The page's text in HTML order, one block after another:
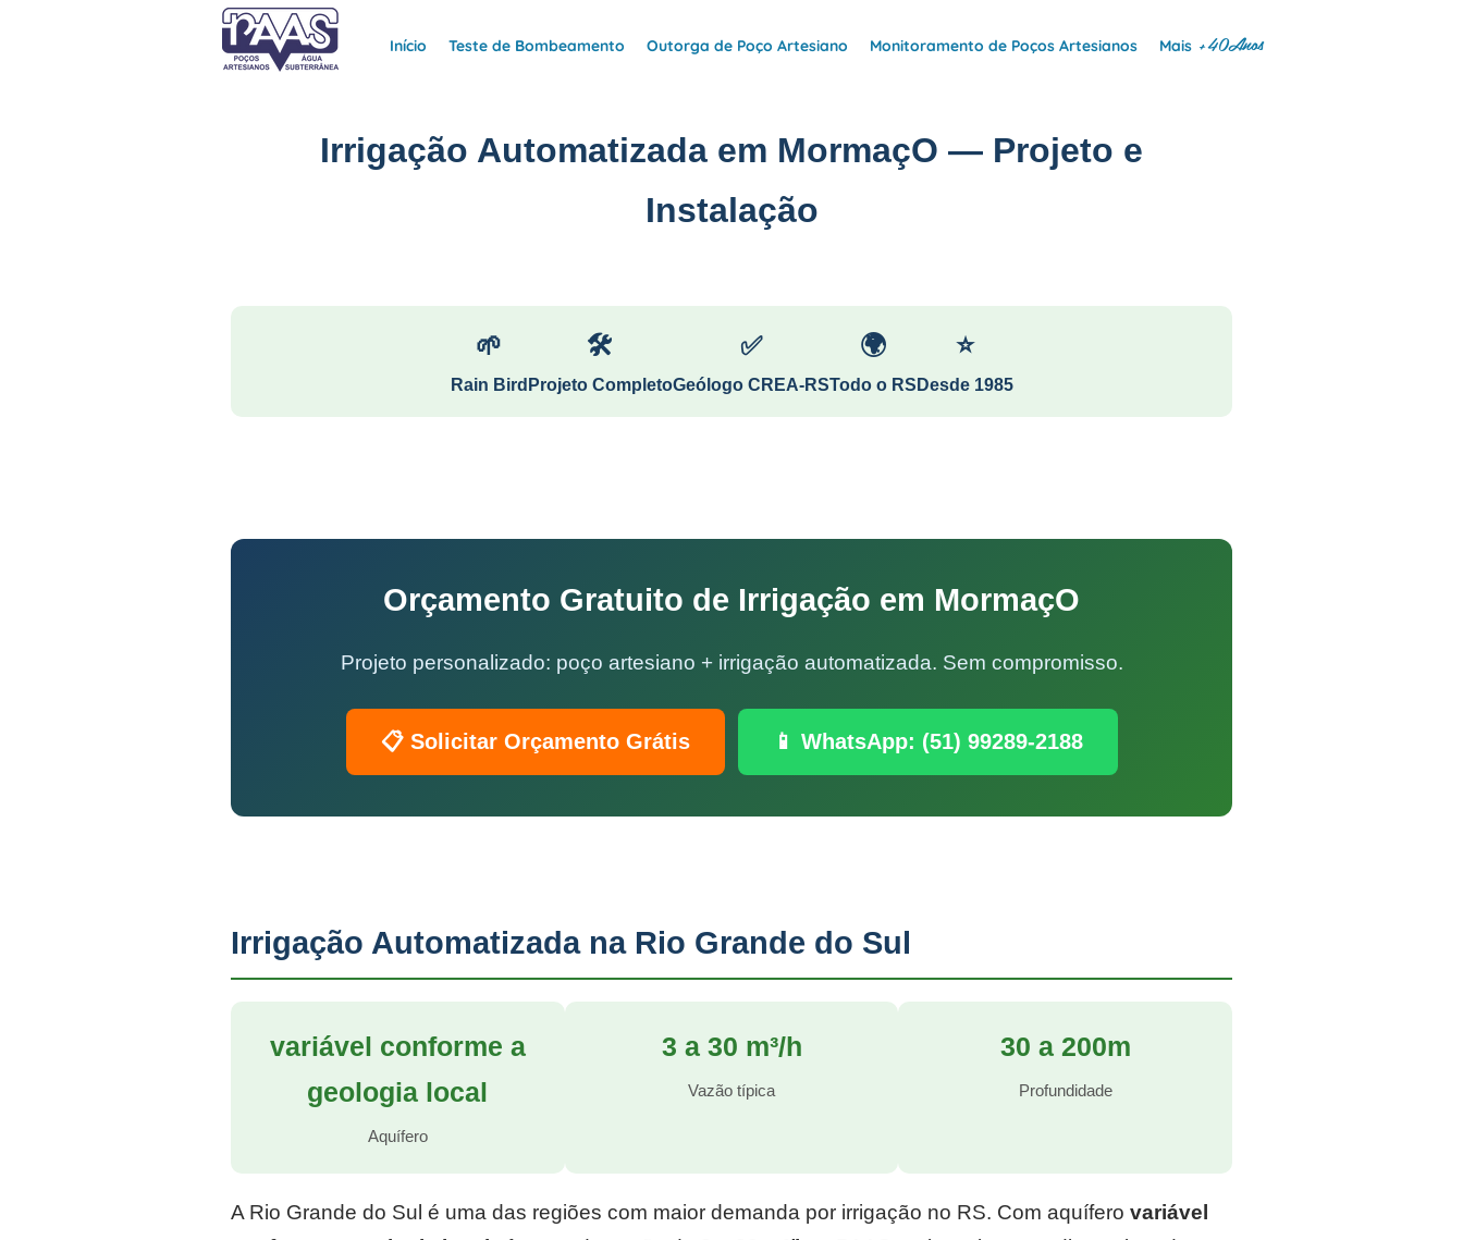
Início Teste de Bombeamento Outorga de Poço Artesiano Monitoramento de Poços Artesianos Mais +40Anos
Irrigação Automatizada em MormaçO — Projeto e
Instalação
🌱
Rain Bird
🛠
Projeto Completo
✅
Geólogo CREA-RS
🌍
Todo o RS
⭐
Desde 1985
Orçamento Gratuito de Irrigação em MormaçO
Projeto personalizado: poço artesiano + irrigação automatizada. Sem compromisso.
📋 Solicitar Orçamento Grátis 📱 WhatsApp: (51) 99289-2188
Irrigação Automatizada na Rio Grande do Sul
variável conforme a
geologia local
Aquífero
3 a 30 m³/h
Vazão típica
30 a 200m
Profundidade
A Rio Grande do Sul é uma das regiões com maior demanda por irrigação no RS. Com aquífero variável